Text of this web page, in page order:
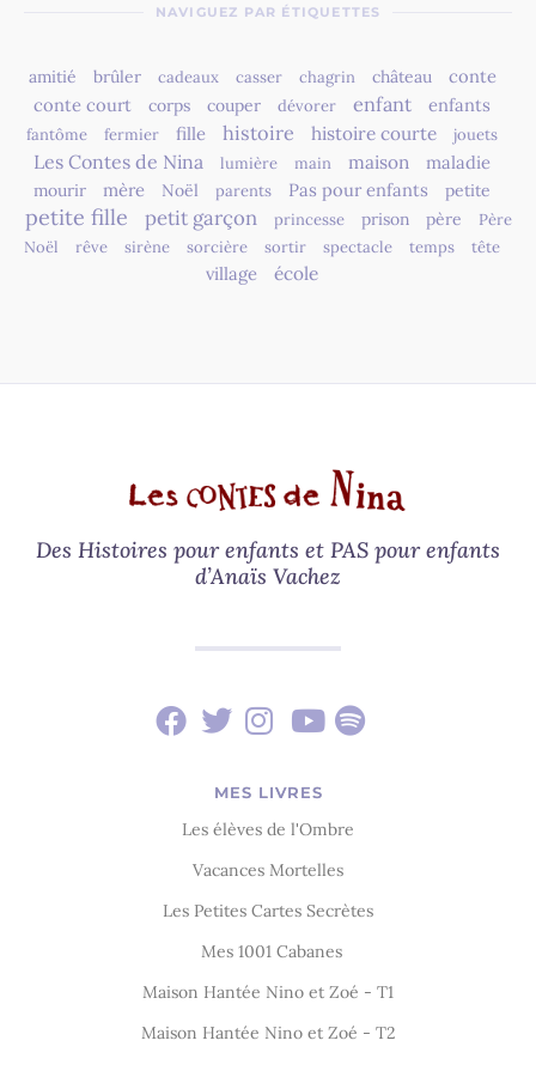
NAVIGUEZ PAR ÉTIQUETTES
amitié brûler cadeaux casser chagrin château
conte
conte court
corps couper dévorer enfant enfants
fantôme fermier fille histoire histoire courte jouets
Les Contes de Nina lumière main maison maladie
mourir mère Noël parents Pas pour enfants petite
petite fille petit garçon princesse prison père
Père
Noël
rêve sirène sorcière sortir spectacle temps tête
village école
Des Histoires pour enfants et PAS pour enfants
d’Anaïs Vachez
MES LIVRES
Les élèves de l'Ombre
Vacances Mortelles
Les Petites Cartes Secrètes
Mes 1001 Cabanes
Maison Hantée Nino et Zoé - T1
Maison Hantée Nino et Zoé - T2